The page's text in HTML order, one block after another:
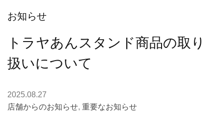
お知らせ
トラヤあんスタンド商品の取り
扱いについて
2025.08.27
店舗からのお知らせ, 重要なお知らせ